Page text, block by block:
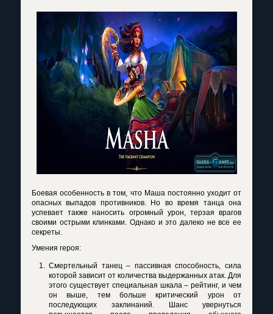
Боевая особенность в том, что Маша постоянно уходит от
опасных выпадов противников. Но во время танца она
успевает также наносить огромный урон, терзая врагов
своими острыми клинками. Однако и это далеко не все ее
секреты.
Умения героя:
Смертельный танец – пассивная способность, сила
которой зависит от количества выдержанных атак. Для
этого существует специальная шкала – рейтинг, и чем
он выше, тем больше критический урон от
последующих заклинаний. Шанс увернуться